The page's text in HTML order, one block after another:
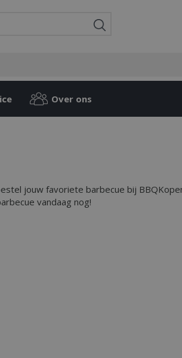
Over ons
jouw favoriete barbecue bij
vandaag nog!